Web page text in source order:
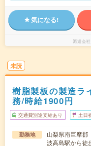
気になる!
派遣会社
未読
樹脂製板の製造ラ
務/時給1900円
交通費別途支給あり 土日
勤務地
山梨県南巨摩郡
波高島駅から徒